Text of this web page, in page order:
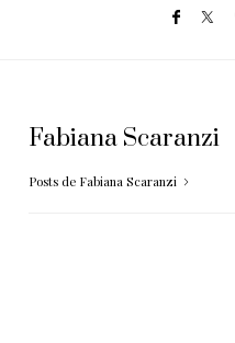
Fabiana Scaranzi
Posts de Fabiana Scaranzi